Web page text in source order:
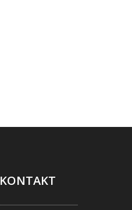
KONTAKT